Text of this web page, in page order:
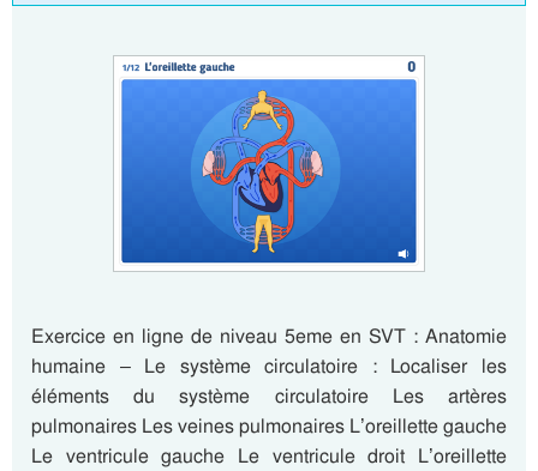
Exercice en ligne de niveau 5eme en SVT : Anatomie
humaine – Le système circulatoire : Localiser les
éléments du système circulatoire Les artères
pulmonaires Les veines pulmonaires L’oreillette gauche
Le ventricule gauche Le ventricule droit L’oreillette